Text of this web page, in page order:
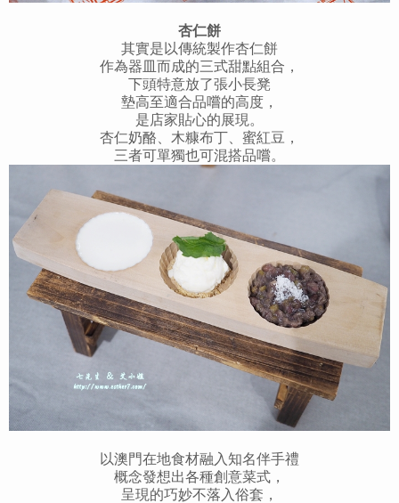
杏仁餅
其實是以傳統製作杏仁餅
作為器皿而成的三式甜點組合，
下頭特意放了張小長凳
墊高至適合品嚐的高度，
是店家貼心的展現。
杏仁奶酪、木糠布丁、蜜紅豆，
三者可單獨也可混搭品嚐。
以澳門在地食材融入知名伴手禮
概念發想出各種創意菜式，
呈現的巧妙不落入俗套，